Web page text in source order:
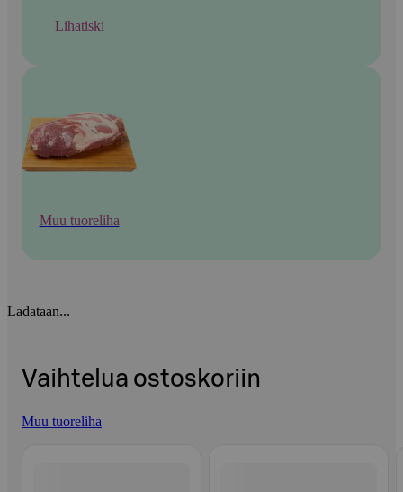
Lihatiski
Muu tuoreliha
Ladataan...
Vaihtelua ostoskoriin
Muu tuoreliha